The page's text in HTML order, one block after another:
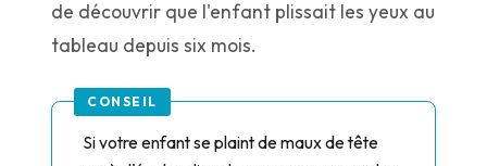
de découvrir que l'enfant plissait les yeux au
tableau depuis six mois.
Si votre enfant se plaint de maux de tête